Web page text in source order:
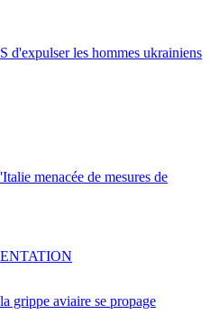
d'expulser les hommes ukrainiens
menacée de mesures de
grippe aviaire se propage